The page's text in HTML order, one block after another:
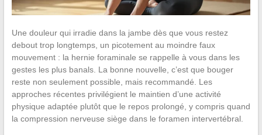
Une douleur qui irradie dans la jambe dès que vous restez
debout trop longtemps, un picotement au moindre faux
mouvement : la hernie foraminale se rappelle à vous dans les
gestes les plus banals. La bonne nouvelle, c’est que bouger
reste non seulement possible, mais recommandé. Les
approches récentes privilégient le maintien d’une activité
physique adaptée plutôt que le repos prolongé, y compris quand
la compression nerveuse siège dans le foramen intervertébral.